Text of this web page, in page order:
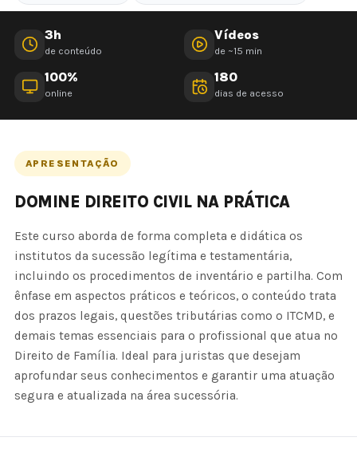
3h
de conteúdo
Vídeos
de ~15 min
100%
online
180
dias de acesso
APRESENTAÇÃO
DOMINE DIREITO CIVIL NA PRÁTICA
Este curso aborda de forma completa e didática os
institutos da sucessão legítima e testamentária,
incluindo os procedimentos de inventário e partilha. Com
ênfase em aspectos práticos e teóricos, o conteúdo trata
dos prazos legais, questões tributárias como o ITCMD, e
demais temas essenciais para o profissional que atua no
Direito de Família. Ideal para juristas que desejam
aprofundar seus conhecimentos e garantir uma atuação
segura e atualizada na área sucessória.